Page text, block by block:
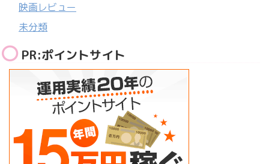
映画レビュー
未分類
PR:ポイントサイト